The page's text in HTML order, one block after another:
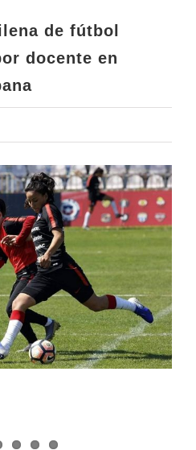
de fútbol
docente en